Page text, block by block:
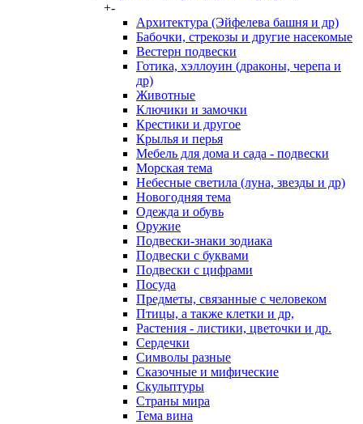
+-
Архитектура (Эйфелева башня и др)
Бабочки, стрекозы и другие насекомые
Вестерн подвески
Готика, хэллоуин (драконы, черепа и
др)
Животные
Ключики и замочки
Крестики и другое
Крылья и перья
Мебель для дома и сада - подвески
Морская тема
Небесные светила (луна, звезды и др)
Новогодняя тема
Одежда и обувь
Оружие
Подвески-знаки зодиака
Подвески с буквами
Подвески с цифрами
Посуда
Предметы, связанные с человеком
Птицы, а также клетки и др,
Растения - листики, цветочки и др.
Сердечки
Символы разные
Сказочные и мифические
Скульптуры
Страны мира
Тема вина